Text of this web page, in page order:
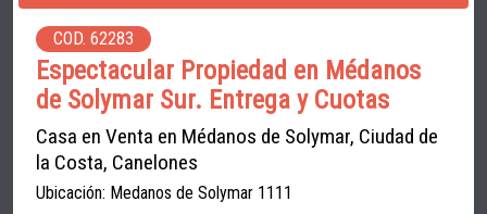
COD. 62283
Espectacular Propiedad en Médanos
de Solymar Sur. Entrega y Cuotas
Casa en Venta en Médanos de Solymar, Ciudad de
la Costa, Canelones
Ubicación: Medanos de Solymar 1111